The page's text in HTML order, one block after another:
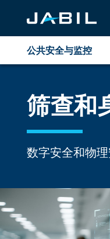
公共安全与监控
公共安全
筛查和身份管理
筛查和
数字安全和物